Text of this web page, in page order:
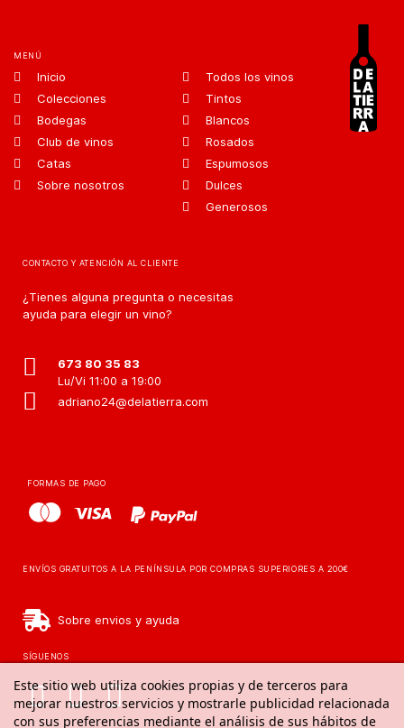
Este sitio web utiliza cookies propias y de terceros para
mejorar nuestros servicios y mostrarle publicidad relacionada
con sus preferencias mediante el análisis de sus hábitos de
MENÚ
Inicio
Colecciones
Bodegas
Club de vinos
Catas
Sobre nosotros
Todos los vinos
Tintos
Blancos
Rosados
Espumosos
Dulces
Generosos
CONTACTO Y ATENCIÓN AL CLIENTE
¿Tienes alguna pregunta o necesitas
ayuda para elegir un vino?
673 80 35 83
Lu/Vi 11:00 a 19:00
adriano24@delatierra.com
FORMAS DE PAGO
ENVÍOS GRATUITOS A LA PENÍNSULA POR COMPRAS SUPERIORES A 200€
Sobre envios y ayuda
SÍGUENOS